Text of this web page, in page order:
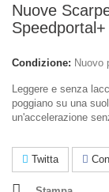
Nuove
Condizione: Nuovo
Leggere e senza
poggiano su una
un'accelerazione
Twitta